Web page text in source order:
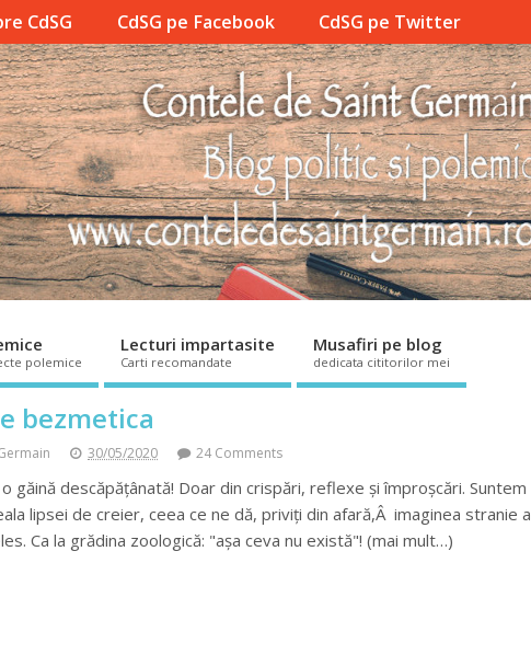
CdSG CdSG pe Facebook CdSG pe Twitter
polemice
Lecturi impartasite
Carti recomandate
Musafiri pe blog
dedicata cititorilor mei
bezmetica
30/05/2020 24 Comments
găină descăpățânată! Doar din crispări, reflexe și împroșcări. Suntem
lipsei de creier, ceea ce ne dă, priviți din afară,Â imaginea stranie a
Ca la grădina zoologică: "așa ceva nu există"! (mai mult…)